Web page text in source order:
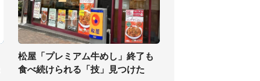
松屋「プレミアム牛めし」終了も
食べ続けられる「技」見つけた